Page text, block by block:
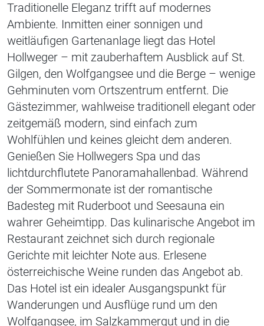
Traditionelle Eleganz trifft auf modernes
Ambiente. Inmitten einer sonnigen und
weitläufigen Gartenanlage liegt das Hotel
Hollweger – mit zauberhaftem Ausblick auf St.
Gilgen, den Wolfgangsee und die Berge – wenige
Gehminuten vom Ortszentrum entfernt. Die
Gästezimmer, wahlweise traditionell elegant oder
zeitgemäß modern, sind einfach zum
Wohlfühlen und keines gleicht dem anderen.
Genießen Sie Hollwegers Spa und das
lichtdurchflutete Panoramahallenbad. Während
der Sommermonate ist der romantische
Badesteg mit Ruderboot und Seesauna ein
wahrer Geheimtipp. Das kulinarische Angebot im
Restaurant zeichnet sich durch regionale
Gerichte mit leichter Note aus. Erlesene
österreichische Weine runden das Angebot ab.
Das Hotel ist ein idealer Ausgangspunkt für
Wanderungen und Ausflüge rund um den
Wolfgangsee, im Salzkammergut und in die